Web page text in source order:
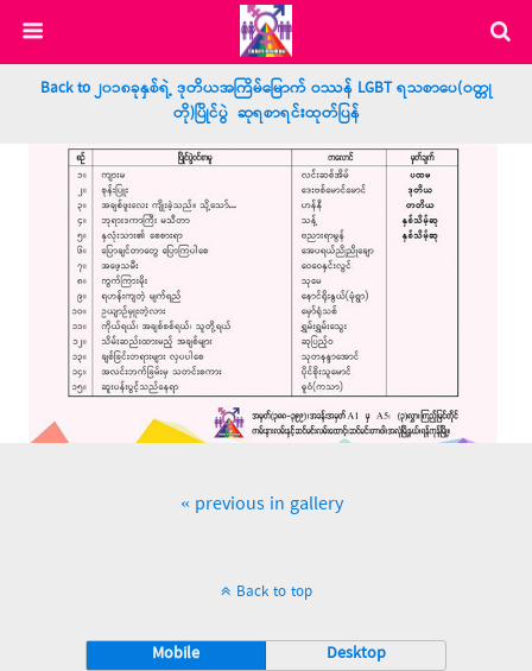
Back to ၂၀၁၈ခုနှစ်ရဲ့ ဒုတိယအကြိမ်မြောက် ဝဿန် LGBT ရသစာပေ(ဝတ္တု
တို)ပြိုင်ပွဲ ဆုရစာရင်းထုတ်ပြန်
« previous in gallery
Back to top
Mobile Desktop